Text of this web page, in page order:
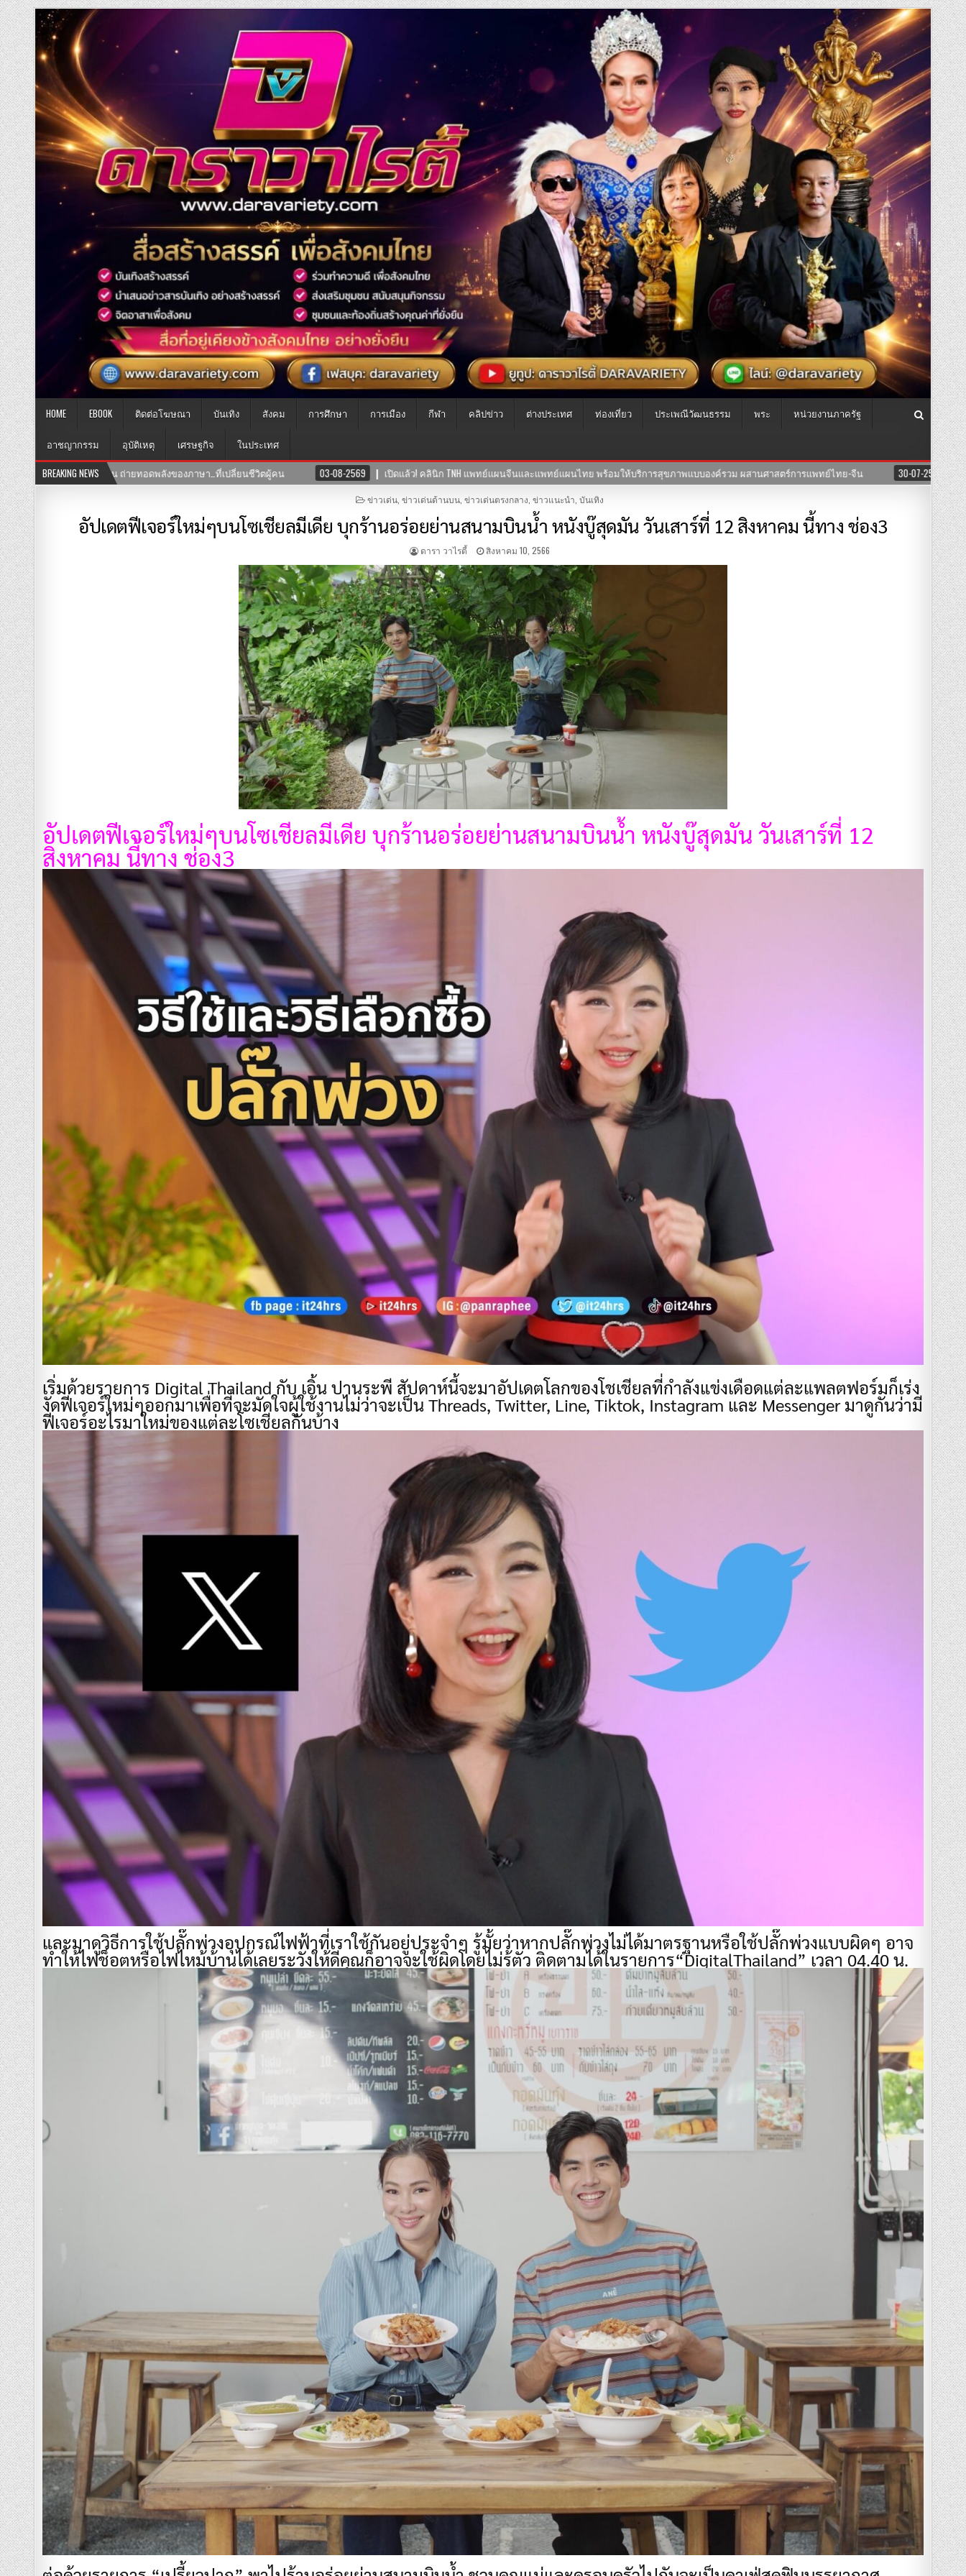
HOME EBOOK ติดต่อโฆษณา บันเทิง สังคม การศึกษา การเมือง กีฬา คลิปข่าว ต่างประเทศ ท่องเที่ยว ประเพณีวัฒนธรรม พระ หน่วยงานภาครัฐ
อาชญากรรม อุบัติเหตุ เศรษฐกิจ
ในประเทศ
BREAKING NEWS
08-2569 เปิดแล้ว! คลินิก TNH แพทย์แผนจีนและแพทย์แผนไทย พร้อมให้บริการสุขภาพแบบองค์รวม ผสานศาสตร์การแพทย์ไทย-จีน 30-07-2569 ซีรีย์”สงครามนางแบบโมเดล”ค่าย บริษัทแสงตะวันฟิล์ม” นำทีมโดยตัวแม่ “อุ๊บ วิริ
POSTED
ข่าวเด่น, ข่าวเด่นด้านบน, ข่าวเด่นตรงกลาง ข่าวแนะนำ บันเทิง
อัปเดตฟีเจอร์ใหม่ๆบนโซเชียลมีเดีย บุกร้านอร่อยย่านสนามบินน้ำ หนังบู๊สุดมัน วันเสาร์ที่ 12 สิงหาคม นี้ทาง ช่อง3
ดารา วาไรตี้ สิงหาคม 10, 2566
อัปเดตฟีเจอร์ใหม่ๆบนโซเชียลมีเดีย บุกร้านอร่อยย่านสนามบินน้ำ หนังบู๊สุดมัน วันเสาร์ที่ 12
สิงหาคม นี้ทาง ช่อง3
เริ่มด้วยรายการ Digital Thailand กับ เอิ้น ปานระพี สัปดาห์นี้จะมาอัปเดตโลกของโชเชียลที่กำลังแข่งเดือดแต่ละแพลตฟอร์มก็เร่ง
งัดฟีเจอร์ใหม่ๆออกมาเพื่อที่จะมัดใจผู้ใช้งานไม่ว่าจะเป็น Threads, Twitter, Line, Tiktok, Instagram และ Messenger มาดูกันว่ามี
ฟีเจอร์อะไรมาใหม่ของแต่ละโซเชียลกันบ้าง
และมาดูวิธีการใช้ปลั๊กพ่วงอุปกรณ์ไฟฟ้าที่เราใช้กันอยู่ประจำๆ รู้มั้ยว่าหากปลั๊กพ่วงไม่ได้มาตรฐานหรือใช้ปลั๊กพ่วงแบบผิดๆ อาจ
ทำให้ไฟช็อตหรือไฟไหม้บ้านได้เลยระวังให้ดีคุณก็อาจจะใช้ผิดโดยไม่รู้ตัว ติดตามได้ในรายการ“DigitalThailand” เวลา 04.40 น.